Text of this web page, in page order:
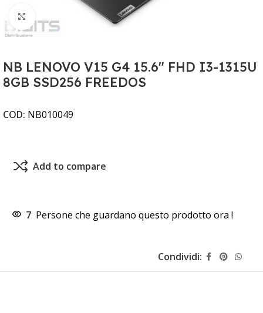
Clicca per ingrandire
NB LENOVO V15 G4 15.6" FHD I3-1315U
8GB SSD256 FREEDOS
COD: NB010049
Add to compare
7 Persone che guardano questo prodotto ora !
Condividi: